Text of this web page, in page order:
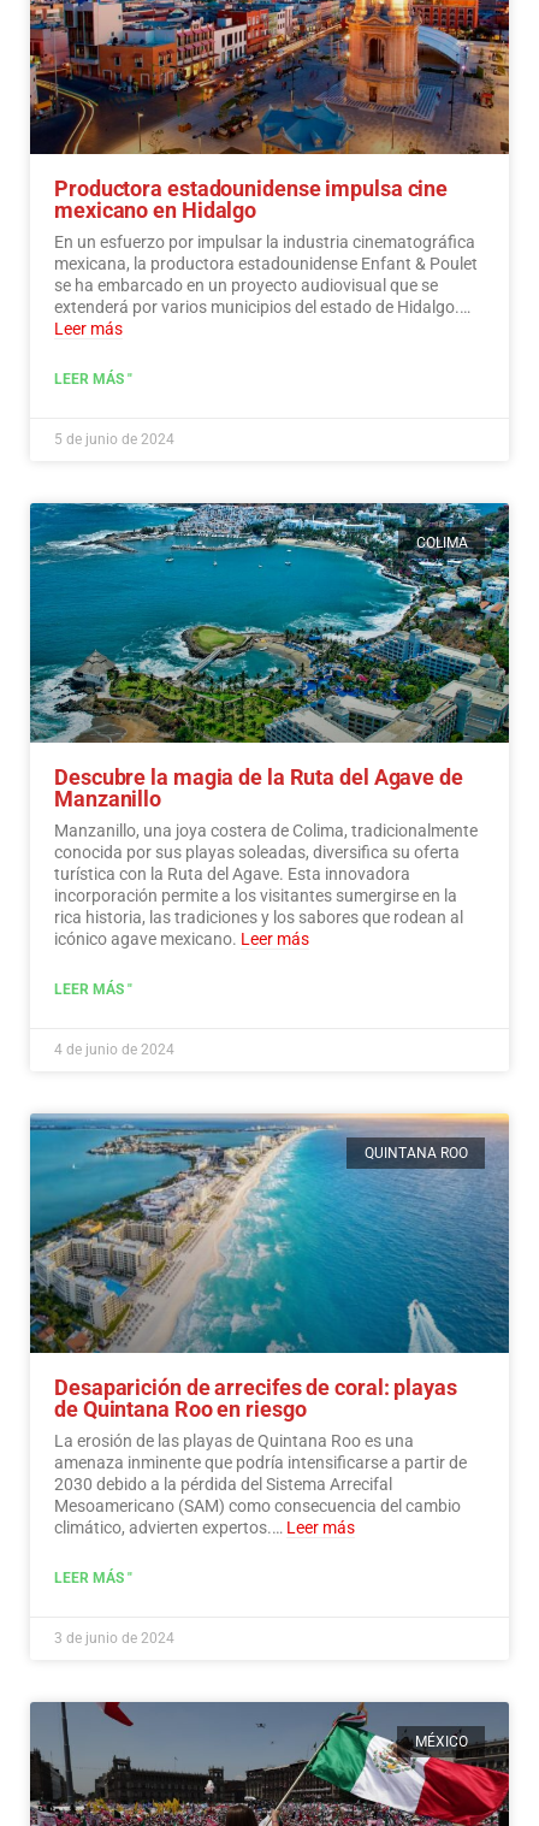
Productora estadounidense impulsa cine
mexicano en Hidalgo
En un esfuerzo por impulsar la industria cinematográfica
mexicana, la productora estadounidense Enfant & Poulet
se ha embarcado en un proyecto audiovisual que se
extenderá por varios municipios del estado de Hidalgo.…
Leer más
LEER MÁS "
5 de junio de 2024
COLIMA
Descubre la magia de la Ruta del Agave de
Manzanillo
Manzanillo, una joya costera de Colima, tradicionalmente
conocida por sus playas soleadas, diversifica su oferta
turística con la Ruta del Agave. Esta innovadora
incorporación permite a los visitantes sumergirse en la
rica historia, las tradiciones y los sabores que rodean al
icónico agave mexicano. Leer más
LEER MÁS "
4 de junio de 2024
QUINTANA ROO
Desaparición de arrecifes de coral: playas
de Quintana Roo en riesgo
La erosión de las playas de Quintana Roo es una
amenaza inminente que podría intensificarse a partir de
2030 debido a la pérdida del Sistema Arrecifal
Mesoamericano (SAM) como consecuencia del cambio
climático, advierten expertos.… Leer más
LEER MÁS "
3 de junio de 2024
MÉXICO